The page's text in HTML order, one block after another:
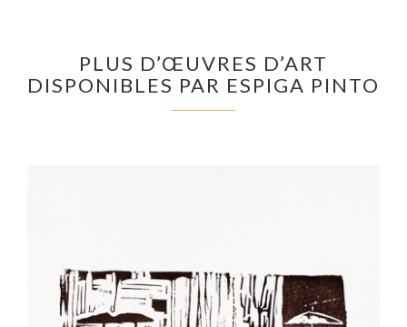
PLUS D’ŒUVRES D’ART
DISPONIBLES PAR ESPIGA PINTO